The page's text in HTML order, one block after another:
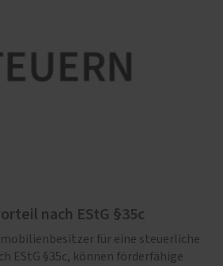
nach EStG §35c
für eine steuerliche
EStG §35c, können förderfähige